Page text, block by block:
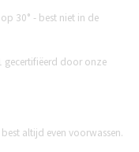
30° - best niet in de
gecertifiëerd door onze
altijd even voorwassen.